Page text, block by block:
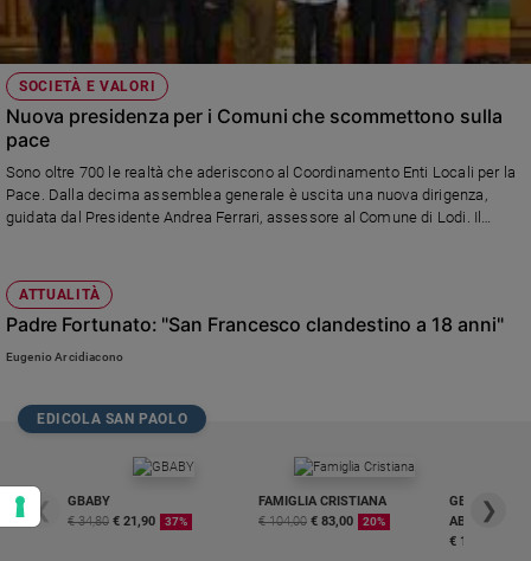
SOCIETÀ E VALORI
Nuova presidenza per i Comuni che scommettono sulla
pace
Sono oltre 700 le realtà che aderiscono al Coordinamento Enti Locali per la
Pace. Dalla decima assemblea generale è uscita una nuova dirigenza,
guidata dal Presidente Andrea Ferrari, assessore al Comune di Lodi. Il
ATTUALITÀ
Padre Fortunato: "San Francesco clandestino a 18 anni"
Eugenio Arcidiacono
EDICOLA SAN PAOLO
❮
GBABY
€ 34,80 € 21,90 37%
FAMIGLIA CRISTIANA
€ 104,00 € 83,00 20%
GBABY
€ 16,99
❯